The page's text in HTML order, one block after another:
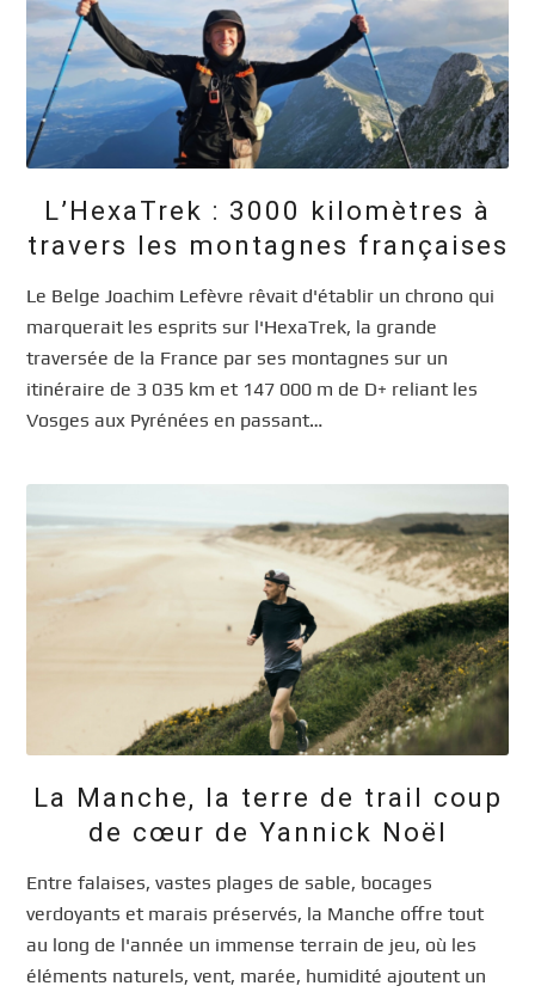
L’HexaTrek : 3000 kilomètres à
travers les montagnes françaises
Le Belge Joachim Lefèvre rêvait d'établir un chrono qui
marquerait les esprits sur l'HexaTrek, la grande
traversée de la France par ses montagnes sur un
itinéraire de 3 035 km et 147 000 m de D+ reliant les
Vosges aux Pyrénées en passant…
La Manche, la terre de trail coup
de cœur de Yannick Noël
Entre falaises, vastes plages de sable, bocages
verdoyants et marais préservés, la Manche offre tout
au long de l'année un immense terrain de jeu, où les
éléments naturels, vent, marée, humidité ajoutent un